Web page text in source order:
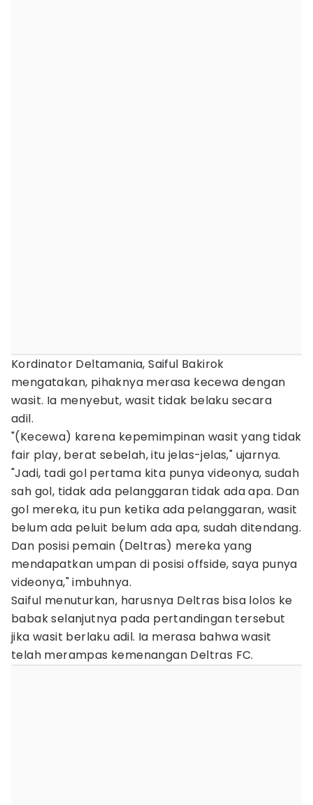
Kordinator Deltamania, Saiful Bakirok
mengatakan, pihaknya merasa kecewa dengan
wasit. Ia menyebut, wasit tidak belaku secara
adil.
"(Kecewa) karena kepemimpinan wasit yang tidak
fair play, berat sebelah, itu jelas-jelas," ujarnya.
"Jadi, tadi gol pertama kita punya videonya, sudah
sah gol, tidak ada pelanggaran tidak ada apa. Dan
gol mereka, itu pun ketika ada pelanggaran, wasit
belum ada peluit belum ada apa, sudah ditendang.
Dan posisi pemain (Deltras) mereka yang
mendapatkan umpan di posisi offside, saya punya
videonya," imbuhnya.
Saiful menuturkan, harusnya Deltras bisa lolos ke
babak selanjutnya pada pertandingan tersebut
jika wasit berlaku adil. Ia merasa bahwa wasit
telah merampas kemenangan Deltras FC.